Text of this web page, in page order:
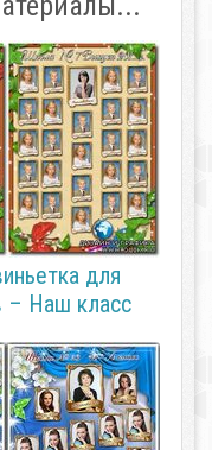
для
– Наш класс